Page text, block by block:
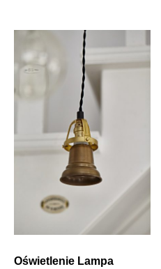
Oświetlenie Lampa